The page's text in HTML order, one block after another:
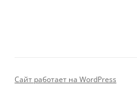
Сайт работает на WordPress